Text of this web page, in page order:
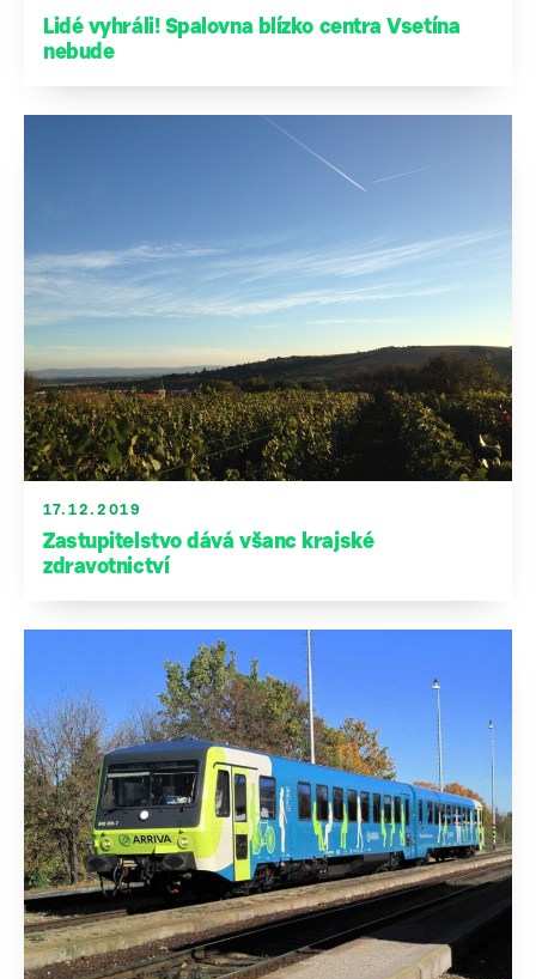
Lidé vyhráli! Spalovna blízko centra Vsetína
nebude
17.12.2019
Zastupitelstvo dává všanc krajské
zdravotnictví